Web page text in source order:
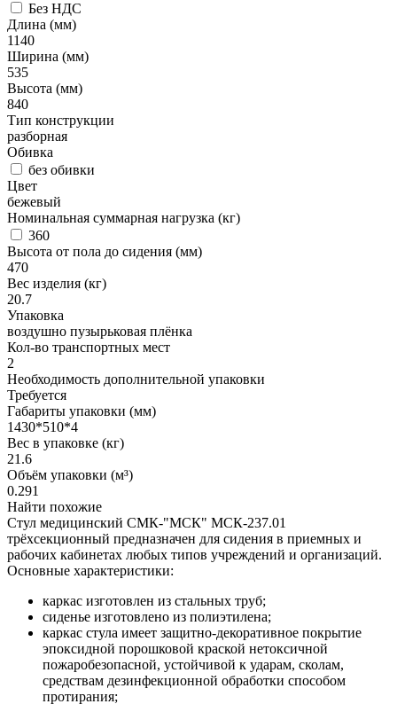
Без НДС
Длина (мм)
1140
Ширина (мм)
535
Высота (мм)
840
Тип конструкции
разборная
Обивка
без обивки
Цвет
бежевый
Номинальная суммарная нагрузка (кг)
360
Высота от пола до сидения (мм)
470
Вес изделия (кг)
20.7
Упаковка
воздушно пузырьковая плёнка
Кол-во транспортных мест
2
Необходимость дополнительной упаковки
Требуется
Габариты упаковки (мм)
1430*510*4
Вес в упаковке (кг)
21.6
Объём упаковки (м³)
0.291
Найти похожие
Стул медицинский СМК-"МСК" МСК-237.01
трёхсекционный предназначен для сидения в приемных и
рабочих кабинетах любых типов учреждений и организаций.
Основные характеристики:
каркас изготовлен из стальных труб;
сиденье изготовлено из полиэтилена;
каркас стула имеет защитно-декоративное покрытие
эпоксидной порошковой краской нетоксичной
пожаробезопасной, устойчивой к ударам, сколам,
средствам дезинфекционной обработки способом
протирания;